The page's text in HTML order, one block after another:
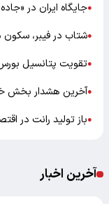
●جایگاه ایران در
●شتاب در فیبر،
●تقویت پتانسیل
●آخرین هشدار بخش
●باز تولید رانت در
آخرین اخبار